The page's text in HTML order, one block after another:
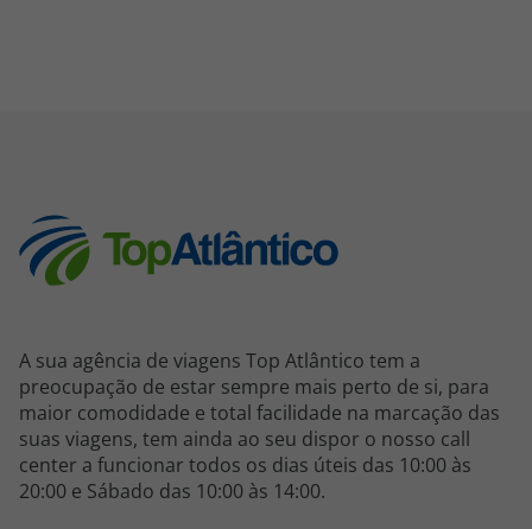
A sua agência de viagens Top Atlântico tem a
preocupação de estar sempre mais perto de si, para
maior comodidade e total facilidade na marcação das
suas viagens, tem ainda ao seu dispor o nosso call
center a funcionar todos os dias úteis das 10:00 às
20:00 e Sábado das 10:00 às 14:00.